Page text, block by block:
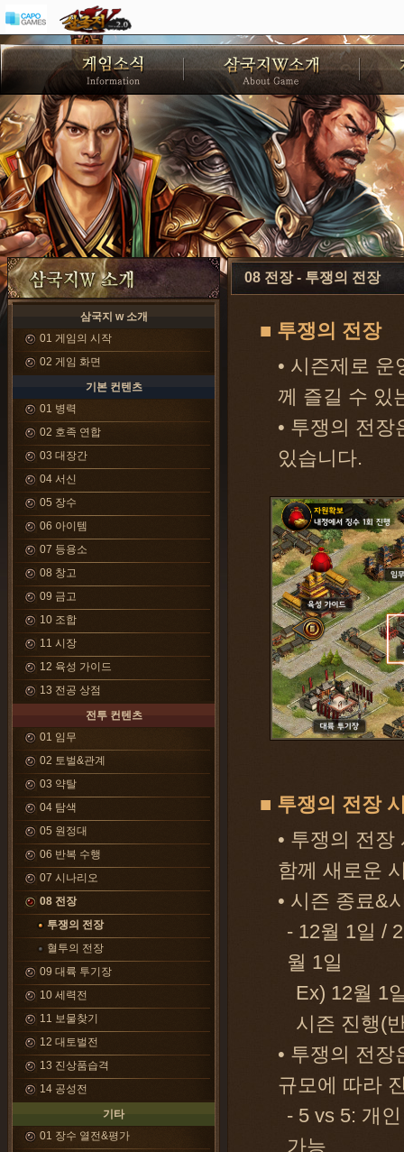
삼국지 w 소개
01 게임의 시작
02 게임 화면
기본 컨텐츠
01 병력
02 호족 연합
03 대장간
04 서신
05 장수
06 아이템
07 등용소
08 창고
09 금고
10 조합
11 시장
12 육성 가이드
13 전공 상점
전투 컨텐츠
01 임무
02 토벌&관계
03 약탈
04 탐색
05 원정대
06 반복 수행
07 시나리오
08 전장
투쟁의 전장
혈투의 전장
09 대륙 투기장
10 세력전
11 보물찾기
12 대토벌전
13 진상품습격
14 공성전
기타
01 장수 열전&평가
08 전장 - 투쟁의 전장
■ 투쟁의 전장
• 시즌제로
께 즐길 수 있
• 투쟁의 전
있습니다.
■ 투쟁의 전장
• 투쟁의 전
함께 새로운
• 시즌 종료&
- 12월 1일 /
월 1일
Ex) 12월 1
시즌 진행(
• 투쟁의 전
규모에 따라
- 5 vs 5: 개
가능